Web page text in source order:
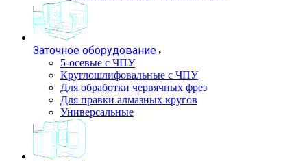
Заточное оборудование
5-осевые с ЧПУ
Круглошлифовальные с ЧПУ
Для обработки червячных фрез
Для правки алмазных кругов
Универсальные